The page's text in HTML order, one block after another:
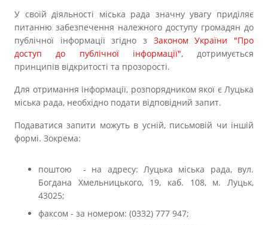
У своїй діяльності міська рада значну увагу приділяє
питанню забезпечення належного доступу громадян до
публічної інформації згідно з Законом України "Про
доступ до публічної інформації", дотримується
принципів відкритості та прозорості.
Для отримання інформації, розпорядником якої є Луцька
міська рада, необхідно подати відповідний запит.
Подаватися запити можуть в усній, письмовій чи іншій
формі. Зокрема:
поштою - на адресу: Луцька міська рада, вул.
Богдана Хмельницького, 19, каб. 108, м. Луцьк,
43025;
факсом - за номером: (0332) 777 947;